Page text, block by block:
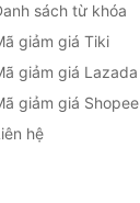
sách từ khóa
giảm giá Tiki
giảm giá Lazada
giảm giá Shopee
hệ